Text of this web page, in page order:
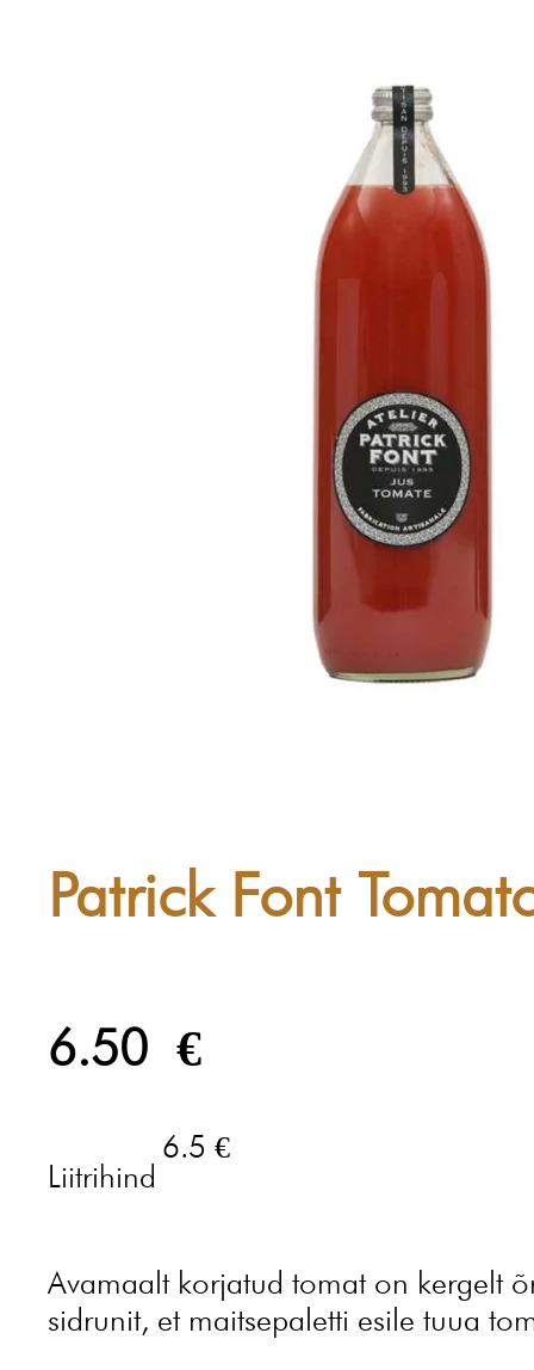
Patrick Font
6.50 €
Liitrihind
6.5 €
Avamaalt korjatud tomat on kergelt
sidrunit, et maitsepaletti esile tuua